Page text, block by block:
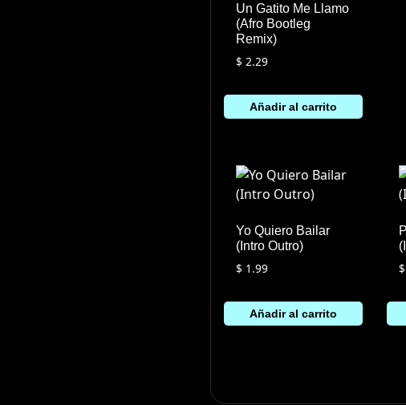
Un Gatito Me Llamo
(Afro Bootleg
Remix)
$ 2.29
Añadir al carrito
Yo Quiero Bailar
(Intro Outro)
$ 1.99
Añadir al carrito
$